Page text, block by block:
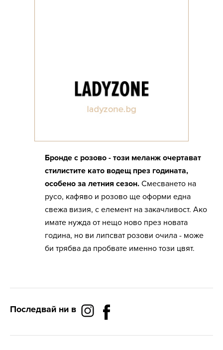
Бронде с розово - този меланж очертават
стилистите като водещ през годината,
особено за летния сезон. Смесването на
русо, кафяво и розово ще оформи една
свежа визия, с елемент на закачливост. Ако
имате нужда от нещо ново през новата
година, но ви липсват розови очила - може
би трябва да пробвате именно този цвят.
Последвай ни в